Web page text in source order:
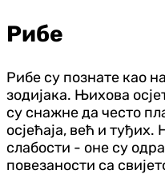
Рибе
Рибе су познате као
зодијака. Њихова
су снажне да често
осјећаја, већ и
слабости - оне су
повезаности са